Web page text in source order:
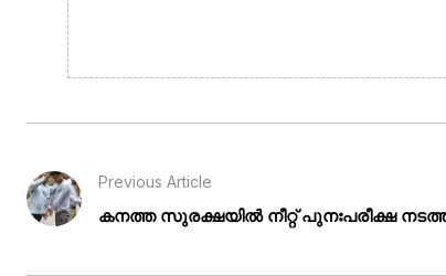
Previous Article
കനത്ത സുരക്ഷയിൽ നീറ്റ് പുനഃപരീക്ഷ